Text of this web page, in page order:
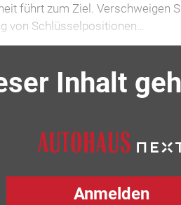
führt zum Ziel. Verschweigen
von Schlüsselpositionen…
Inhalt
Anmelden